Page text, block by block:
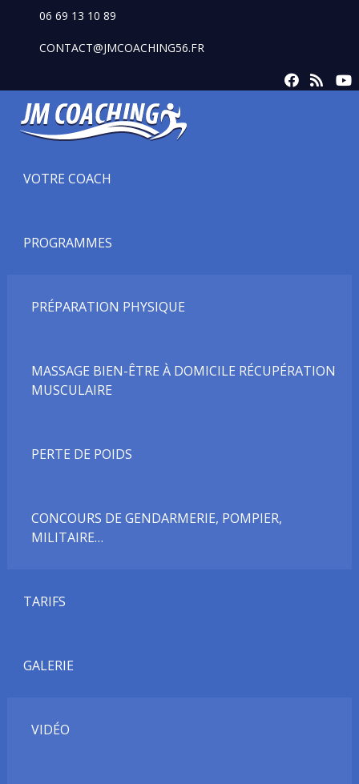
06 69 13 10 89
CONTACT@JMCOACHING56.FR
VOTRE COACH
PROGRAMMES
PRÉPARATION PHYSIQUE
MASSAGE BIEN-ÊTRE À DOMICILE RÉCUPÉRATION
MUSCULAIRE
PERTE DE POIDS
CONCOURS DE GENDARMERIE, POMPIER,
MILITAIRE…
TARIFS
GALERIE
VIDÉO